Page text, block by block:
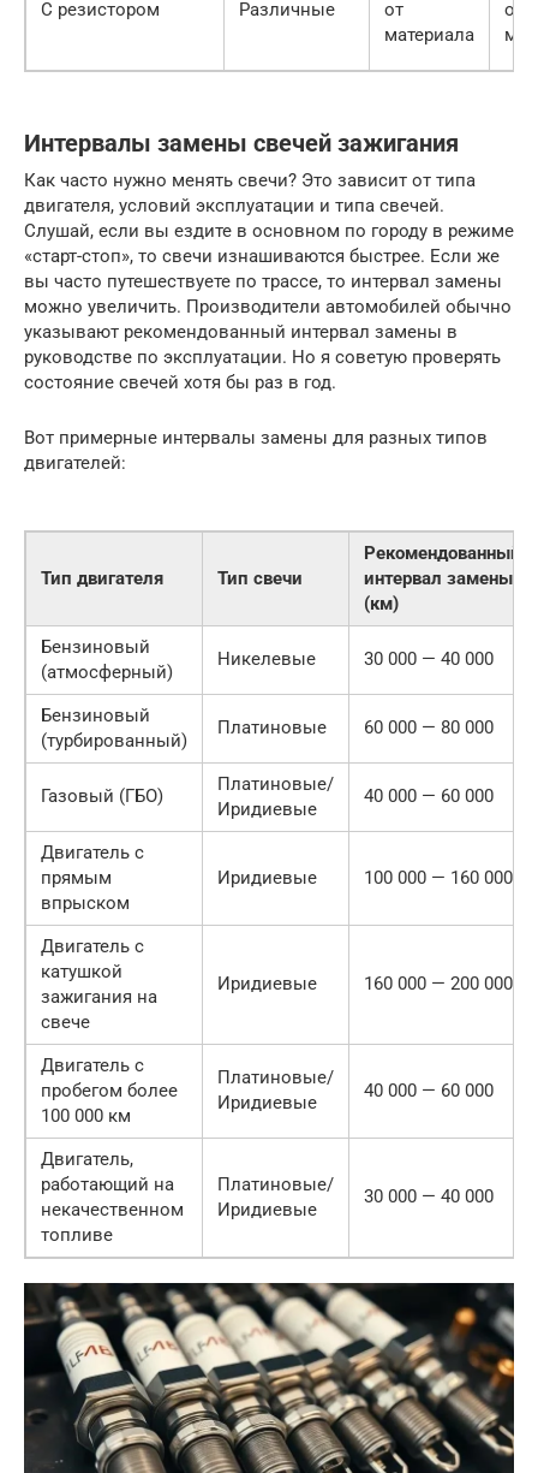
С резистором Различные
от
материала
от
Интервалы замены свечей зажигания
Как часто нужно менять свечи? Это зависит от типа
двигателя, условий эксплуатации и типа свечей.
Слушай, если вы ездите в основном по городу в режиме
«старт-стоп», то свечи изнашиваются быстрее. Если же
вы часто путешествуете по трассе, то интервал замены
можно увеличить. Производители автомобилей обычно
указывают рекомендованный интервал замены в
руководстве по эксплуатации. Но я советую проверять
состояние свечей хотя бы раз в год.
Вот примерные интервалы замены для разных типов
двигателей:
Тип двигателя Тип свечи
Рекомендованный
интервал замены
(км)
Бензиновый
(атмосферный)
Никелевые 30 000 — 40 000
Бензиновый
(турбированный)
Платиновые 60 000 — 80 000
Газовый (ГБО)
Платиновые/
Иридиевые
40 000 — 60 000
Двигатель с
прямым
впрыском
Иридиевые 100 000 — 160 000
Двигатель с
катушкой
зажигания на
свече
Иридиевые 160 000 — 200 000
Двигатель с
пробегом более
100 000 км
Платиновые/
Иридиевые
40 000 — 60 000
Двигатель,
работающий на
некачественном
топливе
Платиновые/
Иридиевые
30 000 — 40 000